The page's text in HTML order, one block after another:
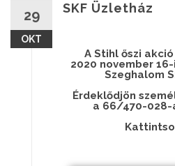
29
OKT
SKF Üzletház
A Stihl őszi
2020 november
Szeghalom
Érdeklődjön
a 66/470-028-